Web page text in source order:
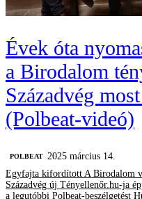
Évek óta
a Birodalom
Századvég
(Polbeat-videó)
‎POLBEAT 2025 március 14.
Egyfajta kifordított A Birodalom
Századvég új Tényellenőr.hu-ja
a legutóbbi Polbeat-beszélgetést